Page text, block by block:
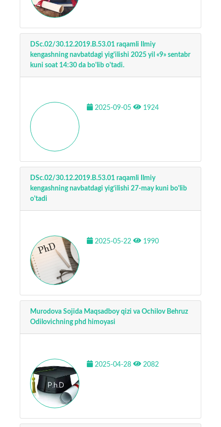
DSc.02/30.12.2019.B.53.01 raqamli Ilmiy
kengashning navbatdagi yig'ilishi 2025 yil «9» sentabr
kuni soat 14:30 da bo'lib o'tadi.
2025-09-05 1924
DSc.02/30.12.2019.B.53.01 raqamli Ilmiy
kengashning navbatdagi yig‘ilishi 27-may kuni bo'lib
o'tadi
2025-05-22 1990
Murodova Sojida Maqsadboy qizi va Ochilov Behruz
Odilovichning phd himoyasi
2025-04-28 2082